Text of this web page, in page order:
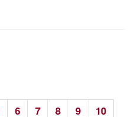
6 7 8 9
10